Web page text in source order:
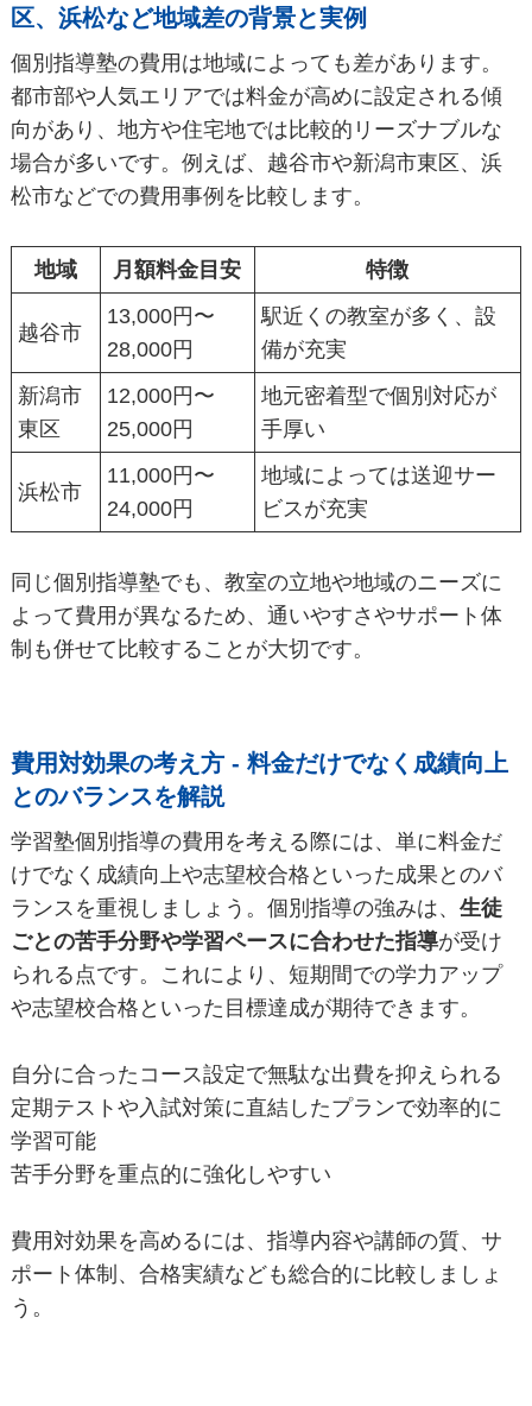
区、浜松など地域差の背景と実例
個別指導塾の費用は地域によっても差があります。
都市部や人気エリアでは料金が高めに設定される傾
向があり、地方や住宅地では比較的リーズナブルな
場合が多いです。例えば、越谷市や新潟市東区、浜
松市などでの費用事例を比較します。
地域 月額料金目安 特徴
越谷市
13,000円〜
28,000円
駅近くの教室が多く、設
備が充実
新潟市
東区
12,000円〜
25,000円
地元密着型で個別対応が
手厚い
浜松市
11,000円〜
24,000円
地域によっては送迎サー
ビスが充実
同じ個別指導塾でも、教室の立地や地域のニーズに
よって費用が異なるため、通いやすさやサポート体
制も併せて比較することが大切です。
費用対効果の考え方 - 料金だけでなく成績向上
とのバランスを解説
学習塾個別指導の費用を考える際には、単に料金だ
けでなく成績向上や志望校合格といった成果とのバ
ランスを重視しましょう。個別指導の強みは、 生徒
ごとの苦手分野や学習ペースに合わせた指導が受け
られる点です。これにより、短期間での学力アップ
や志望校合格といった目標達成が期待できます。
自分に合ったコース設定で無駄な出費を抑えられる
定期テストや入試対策に直結したプランで効率的に
学習可能
苦手分野を重点的に強化しやすい
費用対効果を高めるには、指導内容や講師の質、サ
ポート体制、合格実績なども総合的に比較しましょ
う。